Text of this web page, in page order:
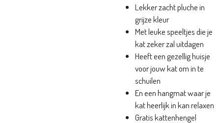
Lekker zacht pluche in
grijze kleur
Met leuke speeltjes die je
kat zeker zal uitdagen
Heeft een gezellig huisje
voor jouw kat om in te
schuilen
En een hangmat waar je
kat heerlijk in kan relaxen
Gratis kattenhengel